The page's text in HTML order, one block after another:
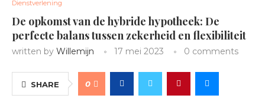
Dienstverlening
De opkomst van de hybride hypotheek: De
perfecte balans tussen zekerheid en flexibiliteit
written by Willemijn 17 mei 2023 0 comments
SHARE 0